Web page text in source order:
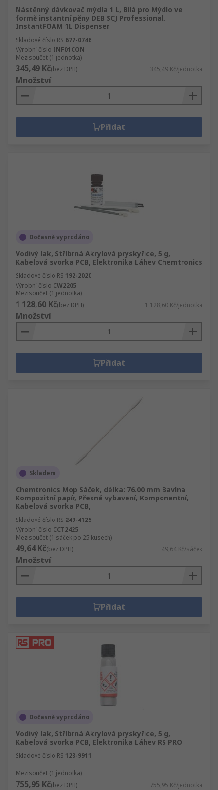
Nástěnný dávkovač mýdla 1 L, Bílá pro Mýdlo ve
formě instantní pěny DEB SCJ Professional,
InstantFOAM 1L Dispenser
Skladové číslo RS 677-0746
Výrobní číslo INF01CON
Mezisoučet (1 jednotka)
345,49 Kč(bez DPH) 345,49 Kč/jednotka
Množství
Přidat
Dočasně vyprodáno
Vodivý lak, Stříbrná Akrylová pryskyřice, 5 g,
Kabelová svorka PCB, Elektronika Láhev Chemtronics
Skladové číslo RS 192-2020
Výrobní číslo CW2205
Mezisoučet (1 jednotka)
1 128,60 Kč(bez DPH) 1 128,60 Kč/jednotka
Množství
Přidat
Skladem
Chemtronics Mop Sáček, délka: 76.00 mm Bavlna
Kompozitní papír, Přesné vybavení, Komponentní,
Kabelová svorka PCB,
Skladové číslo RS 249-4125
Výrobní číslo CCT2425
Mezisoučet (1 sáček po 25 kusech)
49,64 Kč(bez DPH) 49,64 Kč/sáček
Množství
Přidat
Dočasně vyprodáno
Vodivý lak, Stříbrná Akrylová pryskyřice, 5 g,
Kabelová svorka PCB, Elektronika Láhev RS PRO
Skladové číslo RS 123-9911
Mezisoučet (1 jednotka)
755,95 Kč(bez DPH) 755,95 Kč/jednotka